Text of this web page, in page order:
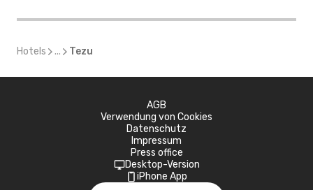
Hotels ... Tezu
AGB
Verwendung von Cookies
Datenschutz
Impressum
Press office
Desktop-Version
iPhone App